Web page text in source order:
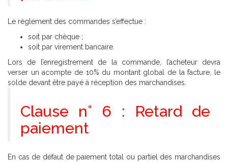
Le règlement des commandes s’effectue :
soit par chèque ;
soit par virement bancaire.
Lors de l’enregistrement de la commande, l’acheteur devra
verser un acompte de 10% du montant global de la facture, le
solde devant être payé à réception des marchandises.
Clause n° 6 : Retard de
paiement
En cas de défaut de paiement total ou partiel des marchandises